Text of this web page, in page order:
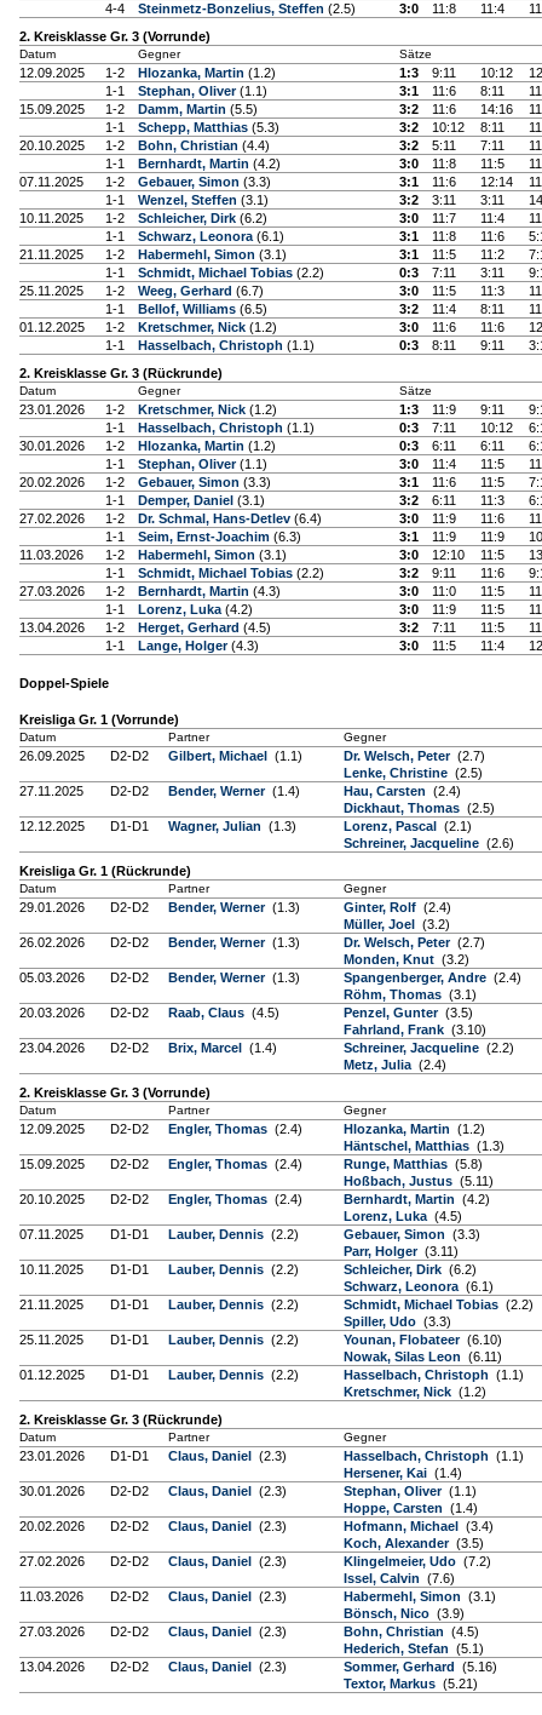
4-4
Steinmetz-Bonzelius, Steffen (2.5) 3:0 11:8 11:4
2. Kreisklasse Gr. 3 (Vorrunde)
Datum Gegner Sätze
12.09.2025 1-2 Hlozanka, Martin (1.2) 1:3 9:11 10:12
1-1
Stephan, Oliver(1.1) 3:1 11:6 8:11
15.09.2025
1-2 Damm, Martin (5.5) 3:2 11:6 14:16
1-1
Schepp, Matthias (5.3) 3:2 10:12 8:11
20.10.2025
1-2 Bohn, Christian (4.4) 3:2 5:11 7:11
1-1
Bernhardt, Martin (4.2) 3:0 11:8 11:5
07.11.2025
1-2 Gebauer, Simon (3.3) 3:1 11:6 12:14
1-1
Wenzel, Steffen (3.1) 3:2 3:11 3:11
10.11.2025
1-2 Schleicher, Dirk (6.2) 3:0 11:7 11:4
1-1
Schwarz, Leonora (6.1) 3:1 11:8 11:6
21.11.2025
1-2 Habermehl, Simon (3.1) 3:1 11:5 11:2
1-1
Schmidt, Michael Tobias (2.2) 0:3 7:11 3:11
25.11.2025
1-2 Weeg, Gerhard (6.7) 3:0 11:5 11:3
1-1
Bellof, Williams (6.5) 3:2 11:4 8:11
01.12.2025
1-2 Kretschmer, Nick (1.2) 3:0 11:6 11:6
1-1
Hasselbach, Christoph (1.1) 0:3 8:11 9:11
2. Kreisklasse Gr. 3 (Rückrunde)
Datum Gegner Sätze
23.01.2026 1-2 Kretschmer, Nick (1.2) 1:3 11:9 9:11
1-1
Hasselbach, Christoph (1.1) 0:3 7:11 10:12
30.01.2026
1-2 Hlozanka, Martin (1.2) 0:3 6:11 6:11
1-1
Stephan, Oliver(1.1) 3:0 11:4 11:5
20.02.2026
1-2 Gebauer, Simon (3.3) 3:1 11:6 11:5
1-1
Demper, Daniel (3.1) 3:2 6:11 11:3
27.02.2026
1-2 Dr. Schmal, Hans-Detlev (6.4) 3:0 11:9 11:6
1-1
Seim, Ernst-Joachim (6.3) 3:1 11:9 11:9
11.03.2026
1-2 Habermehl, Simon (3.1) 3:0 12:10 11:5
1-1
Schmidt, Michael Tobias (2.2) 3:2 9:11 11:6
27.03.2026
1-2 Bernhardt, Martin (4.3) 3:0 11:0 11:5
1-1
Lorenz, Luka (4.2) 3:0 11:9 11:5
13.04.2026
1-2 Herget, Gerhard (4.5) 3:2 7:11 11:5
1-1
Lange, Holger(4.3) 3:0 11:5 11:4
Doppel-Spiele
Kreisliga Gr. 1 (Vorrunde)
Datum Partner Gegner
26.09.2025 D2-D2 Gilbert, Michael (1.1) Dr. Welsch, Peter (2.7)
Lenke, Christine (2.5)
27.11.2025
D2-D2 Bender, Werner (1.4) Hau, Carsten (2.4)
Dickhaut, Thomas (2.5)
12.12.2025
D1-D1 Wagner, Julian (1.3) Lorenz, Pascal (2.1)
Schreiner, Jacqueline (2.6)
Kreisliga Gr. 1 (Rückrunde)
Datum Partner Gegner
29.01.2026 D2-D2 Bender, Werner (1.3) Ginter, Rolf (2.4)
Müller, Joel (3.2)
26.02.2026
D2-D2 Bender, Werner (1.3) Dr. Welsch, Peter (2.7)
Monden, Knut (3.2)
05.03.2026
D2-D2 Bender, Werner (1.3) Spangenberger, Andre (2.4)
Röhm, Thomas (3.1)
20.03.2026
D2-D2 Raab, Claus (4.5) Penzel, Gunter (3.5)
Fahrland, Frank (3.10)
23.04.2026
D2-D2 Brix, Marcel (1.4) Schreiner, Jacqueline (2.2)
Metz, Julia (2.4)
2. Kreisklasse Gr. 3 (Vorrunde)
Datum Partner Gegner
12.09.2025 D2-D2 Engler, Thomas (2.4) Hlozanka, Martin (1.2)
Häntschel, Matthias (1.3)
15.09.2025
D2-D2 Engler, Thomas (2.4) Runge, Matthias (5.8)
Hoßbach, Justus (5.11)
20.10.2025
D2-D2 Engler, Thomas (2.4) Bernhardt, Martin (4.2)
Lorenz, Luka (4.5)
07.11.2025
D1-D1 Lauber, Dennis (2.2) Gebauer, Simon (3.3)
Parr, Holger (3.11)
10.11.2025
D1-D1 Lauber, Dennis (2.2) Schleicher, Dirk (6.2)
Schwarz, Leonora (6.1)
21.11.2025
D1-D1 Lauber, Dennis (2.2) Schmidt, Michael Tobias (2.2)
Spiller, Udo (3.3)
25.11.2025
D1-D1 Lauber, Dennis (2.2) Younan, Flobateer (6.10)
Nowak, Silas Leon (6.11)
01.12.2025
D1-D1 Lauber, Dennis (2.2) Hasselbach, Christoph (1.1)
Kretschmer, Nick (1.2)
2. Kreisklasse Gr. 3 (Rückrunde)
Datum Partner Gegner
23.01.2026 D1-D1 Claus, Daniel (2.3) Hasselbach, Christoph (1.1)
Hersener, Kai (1.4)
30.01.2026
D2-D2 Claus, Daniel (2.3) Stephan, Oliver (1.1)
Hoppe, Carsten (1.4)
20.02.2026
D2-D2 Claus, Daniel (2.3) Hofmann, Michael (3.4)
Koch, Alexander (3.5)
27.02.2026
D2-D2 Claus, Daniel (2.3) Klingelmeier, Udo (7.2)
Issel, Calvin (7.6)
11.03.2026
D2-D2 Claus, Daniel (2.3) Habermehl, Simon (3.1)
Bönsch, Nico (3.9)
27.03.2026
D2-D2 Claus, Daniel (2.3) Bohn, Christian (4.5)
Hederich, Stefan (5.1)
13.04.2026
D2-D2 Claus, Daniel (2.3) Sommer, Gerhard (5.16)
Textor, Markus (5.21)